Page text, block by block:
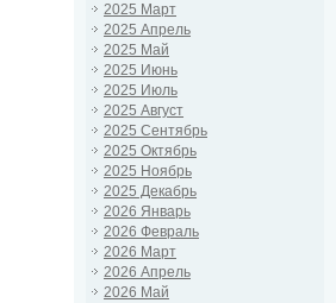
2025 Март
2025 Апрель
2025 Май
2025 Июнь
2025 Июль
2025 Август
2025 Сентябрь
2025 Октябрь
2025 Ноябрь
2025 Декабрь
2026 Январь
2026 Февраль
2026 Март
2026 Апрель
2026 Май